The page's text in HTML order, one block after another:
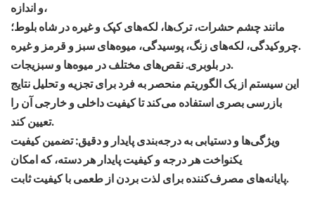
و اندازه،
مانند چشم حشرات، ترک‌ها، لکه‌های کپک و غیره در شاه بلوط؛
چروکیدگی، لکه‌های زنگ، پوسیدگی، میوه‌های سبز و قرمز و غیره.
در بلوبری. نقص‌های مختلف در میوه‌ها و سبزیجات.
این سیستم از یک الگوریتم منحصر به فرد برای تجزیه و تحلیل نتایج
بازرسی بصری استفاده می‌کند تا کیفیت داخلی و خارجی آن را
تعیین کند.
ویژگی‌ها و دستیابی به درجه‌بندی پایدار و دقیق: تضمین کیفیت
یکنواخت هر درجه و کیفیت پایدار هر دسته، که امکان
پایانه‌های مصرف‌کننده برای لذت بردن از طعمی با کیفیت ثابت.